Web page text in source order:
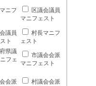
ニフ
区議会議員
マニフェスト
議員
ト
村長マニフ
ェスト
県議
フェ
市議会会派
マニフェスト
会派
村議会会派